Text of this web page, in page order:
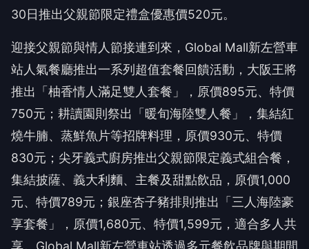
30日推出父親節限定禮盒優惠價520元。
迎接父親節與情人節接連到來，Global Mall新左營車
站人氣餐廳推出一系列超值套餐回饋活動，大阪王將
推出「柚香情人滿足雙人套餐」，原價895元、特價
750元；耕讀園則祭出「暖旬海陸雙人餐」，集結紅
燒牛腩、蒸鮮魚片等招牌料理，原價930元、特價
830元；尖牙義式廚房推出父親節限定義式組合餐，
集結披薩、義大利麵、主餐及甜點飲品，原價1,000
元、特價789元；銀座杏子豬排則推出「三人海陸豪
享套餐」，原價1,680元、特價1,599元，適合多人共
享。Global Mall新左營車站透過多元餐飲品牌與期間